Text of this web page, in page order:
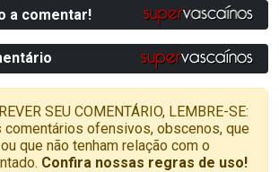
a comentar!
SEU COMENTÁRIO, LEMBRE-SE:
comentários ofensivos, obscenos, que
que não tenham relação com o
Confira nossas regras de uso!